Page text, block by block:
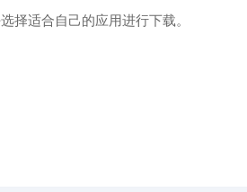
择适合自己的应用进行下载。